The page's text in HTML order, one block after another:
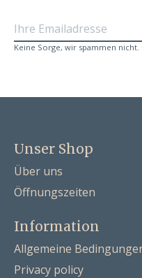
Keine Sorge, wir spammen nicht.
Unser Shop
Über uns
Öffnungszeiten
Information
Allgemeine
Privacy policy